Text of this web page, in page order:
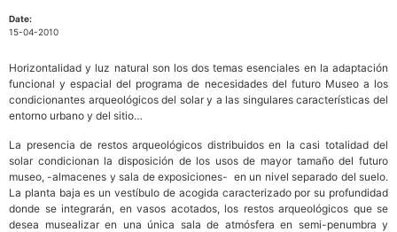
Date:
15-04-2010
Horizontalidad y luz natural son los dos temas esenciales en la adaptación
funcional y espacial del programa de necesidades del futuro Museo a los
condicionantes arqueológicos del solar y a las singulares características del
entorno urbano y del sitio…
La presencia de restos arqueológicos distribuidos en la casi totalidad del
solar condicionan la disposición de los usos de mayor tamaño del futuro
museo, -almacenes y sala de exposiciones- en un nivel separado del suelo.
La planta baja es un vestíbulo de acogida caracterizado por su profundidad
donde se integrarán, en vasos acotados, los restos arqueológicos que se
desea musealizar en una única sala de atmósfera en semi-penumbra y